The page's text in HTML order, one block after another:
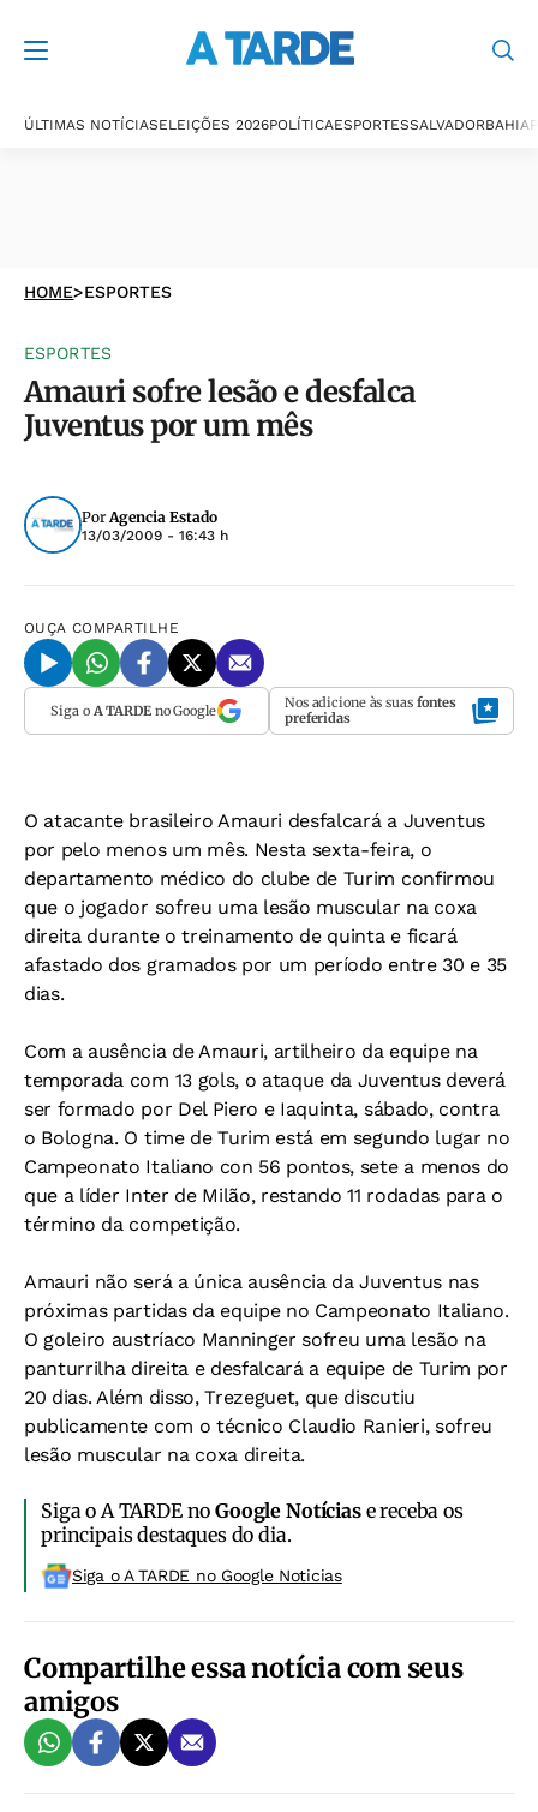
ÚLTIMAS NOTÍCIASELEIÇÕES 2026POLÍTICAESPORTESSALVADORBAHIA
HOME>ESPORTES
ESPORTES
Amauri sofre lesão e desfalca
Juventus por um mês
PorAgencia Estado
13/03/2009 - 16:43 h
OUÇA COMPARTILHE
Siga o A TARDEno Google Nos adicione às suas fontes
preferidas
O atacante brasileiro Amauri desfalcará a Juventus
por pelo menos um mês. Nesta sexta-feira, o
departamento médico do clube de Turim confirmou
que o jogador sofreu uma lesão muscular na coxa
direita durante o treinamento de quinta e ficará
afastado dos gramados por um período entre 30 e 35
dias.
Com a ausência de Amauri, artilheiro da equipe na
temporada com 13 gols, o ataque da Juventus deverá
ser formado por Del Piero e Iaquinta, sábado, contra
o Bologna. O time de Turim está em segundo lugar no
Campeonato Italiano con 56 pontos, sete a menos do
que a líder Inter de Milão, restando 11 rodadas para o
término da competição.
Amauri não será a única ausência da Juventus nas
próximas partidas da equipe no Campeonato Italiano.
O goleiro austríaco Manninger sofreu uma lesão na
panturrilha direita e desfalcará a equipe de Turim por
20 dias. Além disso, Trezeguet, que discutiu
publicamente com o técnico Claudio Ranieri, sofreu
lesão muscular na coxa direita.
Siga o A TARDE noGoogle Notíciase receba os
principais destaques do dia.
Siga o A TARDE no Google Noticias
Compartilhe essa notícia com seus
amigos